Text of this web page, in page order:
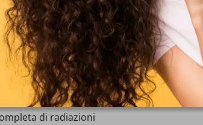
di qualità, dose e ottimizzazione degli esami
di exposure index molto elevato in
sovraesposizione del rivelatore e dose
di radiazioni